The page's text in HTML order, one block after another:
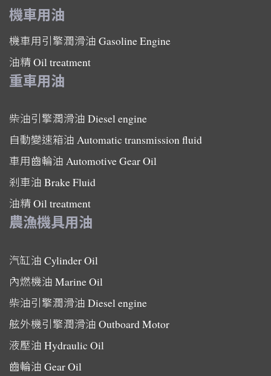
機車用油
機車用引擎潤滑油 Gasoline Engine
油精Oil treatment
重車用油
柴油引擎潤滑油 Diesel engine
自動變速箱油 Automatic transmission fluid
車用齒輪油 Automotive Gear Oil
剎車油 Brake Fluid
油精Oil treatment
農漁機具用油
汽缸油 Cylinder Oil
內燃機油 Marine Oil
柴油引擎潤滑油 Diesel engine
舷外機引擎潤滑油 Outboard Motor
液壓油 Hydraulic Oil
齒輪油 Gear Oil